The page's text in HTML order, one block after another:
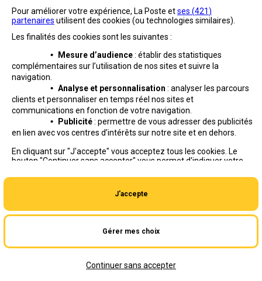
La Poste Groupe La Poste recrute
Pour améliorer votre expérience, La Poste etses (421)
partenaires utilisent des cookies (ou technologies similaires).
Les finalités des cookies sont les suivantes :
•
Mesure d’audience: établir des statistiques
complémentaires sur l’utilisation de nos sites et suivre la
navigation.
•Analyse et personnalisation : analyser les parcours
clients et personnaliser en temps réel nos sites et
communications en fonction de votre navigation.
•
Publicité: permettre de vous adresser des publicités
en lien avec vos centres d’intérêts sur notre site et en dehors.
En cliquant sur "J'accepte" vous acceptez tous les cookies. Le
bouton "Continuer sans accepter" vous permet d'indiquer votre
seront déposés. Vous pouvez modifier vos choix à tout moment
ou obtenir plus d'informations via
Continuer sans accepter
J'accepte
Gérer mes choix